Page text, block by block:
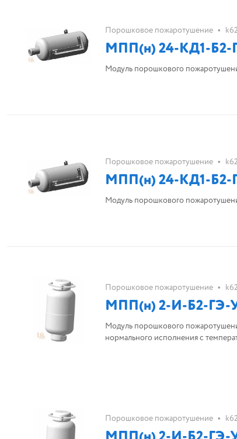
Порошковое пожаротушение •
МПП(н) 24-КД1-Б2-
Модуль порошкового
Порошковое пожаротушение •
МПП(н) 24-КД1-Б2-
Модуль порошкового
Порошковое пожаротушение •
МПП(н) 2-И-Б2-ГЭ-
Модуль порошкового
нормального исполнения с
Порошковое пожаротушение •